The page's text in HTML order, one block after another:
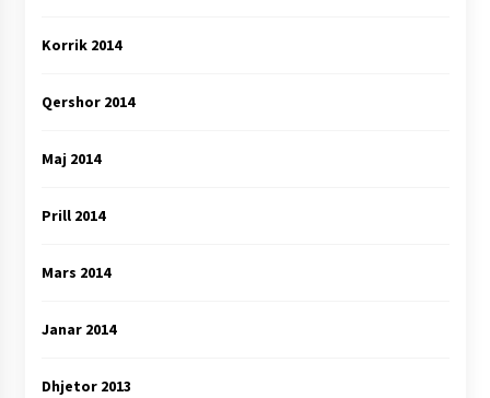
Korrik 2014
Qershor 2014
Maj 2014
Prill 2014
Mars 2014
Janar 2014
Dhjetor 2013